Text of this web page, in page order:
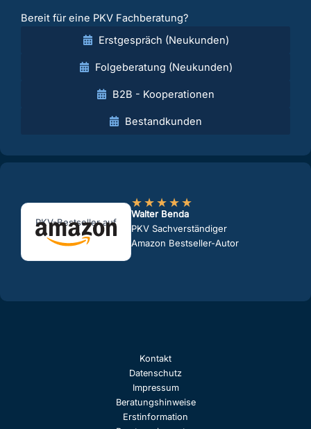
Bereit für eine PKV Fachberatung?
Erstgespräch (Neukunden)
Folgeberatung (Neukunden)
B2B - Kooperationen
Bestandkunden
PKV-Bestseller auf
★★★★★
Walter Benda
PKV Sachverständiger
Amazon Bestseller-Autor
Kontakt
Datenschutz
Impressum
Beratungshinweise
Erstinformation